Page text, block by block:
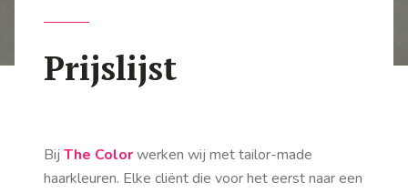
Prijslijst
Bij The Colorwerken wij met tailor-made
haarkleuren. Elke cliënt die voor het eerst naar een